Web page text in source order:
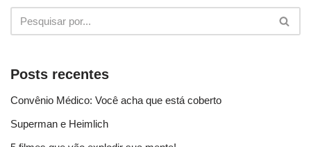
Posts recentes
Convênio Médico: Você acha que está coberto
Superman e Heimlich